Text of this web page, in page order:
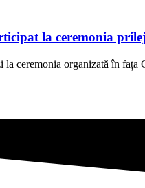
la ceremonia
ceremonia organizată în